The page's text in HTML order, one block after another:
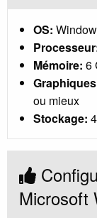
OS:
Mémoire: 6
ou mieux
Stockage:
Microsoft